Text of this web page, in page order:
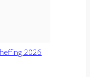
2026